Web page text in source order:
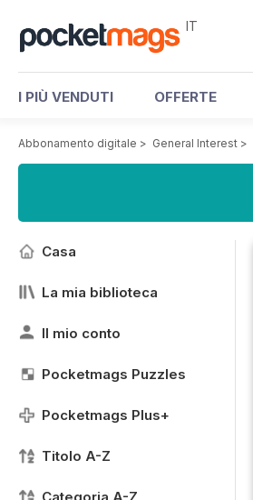
IT
I PIÙ VENDUTI OFFERTE
Abbonamento digitale > General Interest >
Casa
La mia biblioteca
Il mio conto
Pocketmags Puzzles
Pocketmags Plus+
Titolo A-Z